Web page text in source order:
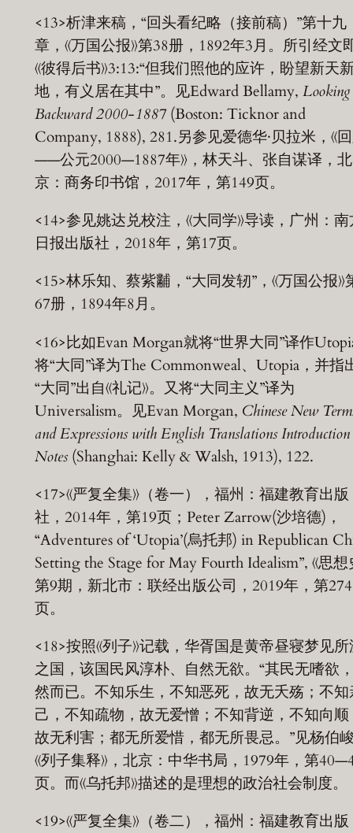
<13>析津来稿，“回头看纪略（接前稿）”第十九
章，《万国公报》第38册，1892年3月。所引经文
《彼得后书》3:13:“但我们照他的应许，盼望新天
地，有义居在其中”。见Edward Bellamy, Looking
Backward 2000-1887(Boston: Ticknor and
Company, 1888), 281.另参见爱德华·贝拉米，《
——公元2000—1887年》，林天斗、张自谋译，北
京：商务印书馆，2017年，第149页。
<14>参见姚达兑校注，《大同学》导读，广州：
日报出版社，2018年，第17页。
<15>林乐知、蔡紫黼，“大同发轫”，《万国公报》
67册，1894年8月。
<16>比如Evan Morgan就将“世界大同”译作
将“大同”译为The Commonweal、Utopia，并指
“大同”出自《礼记》。又将“大同主义”译为
Universalism。见Evan Morgan, Chinese New
and Expressions with English Translations
Notes(Shanghai: Kelly & Walsh, 1913), 122.
<17>《严复全集》（卷一），福州：福建教育出版
社，2014年，第19页；Peter Zarrow(沙培德)，
“Adventures of ‘Utopia’(烏托邦) in Republican
Setting the Stage for May Fourth Idealism”, 《思想
第9期，新北市：联经出版公司，2019年，第274
页。
<18>按照《列子》记载，华胥国是黄帝昼寝梦见
之国，该国民风淳朴、自然无欲。“其民无嗜欲
然而已。不知乐生，不知恶死，故无夭殇；不知
己，不知疏物，故无爱憎；不知背逆，不知向顺
故无利害；都无所爱惜，都无所畏忌。”见杨伯
《列子集释》，北京：中华书局，1979年，第
页。而《乌托邦》描述的是理想的政治社会制度。
<19>《严复全集》（卷二），福州：福建教育出版